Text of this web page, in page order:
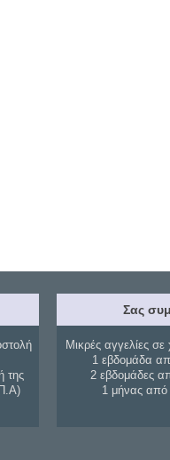
της
Σας
Μικρές αγγελίες σε
1 εβδομάδα
2 εβδομάδες
1 μήνας